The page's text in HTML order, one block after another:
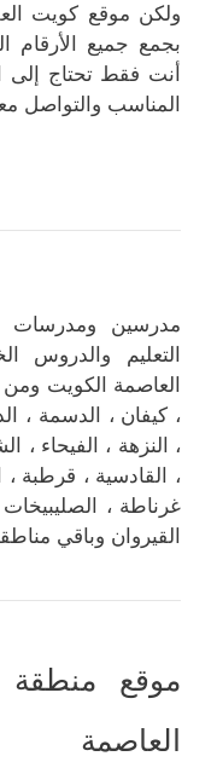
ولكن موقع كويت
بجمع جميع الأرقام
أنت فقط تحتاج إلى
المناسب والتواصل
مدرسين ومدرسات
التعليم والدروس
العاصمة الكويت ومن
، كيفان ، الدسمة ،
، النزهة ، الفيحاء ،
، القادسية ، قرطبة
غرناطة ،
القيروان وباقي
موقع منطقة
العاصمة